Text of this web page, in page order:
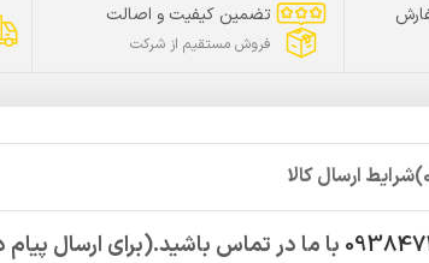
تضمین کیفیت و اصالت
فروش مستقیم از شرکت
شرایط ارسال کالا
با ما در تماس باشید.(برای ارسال